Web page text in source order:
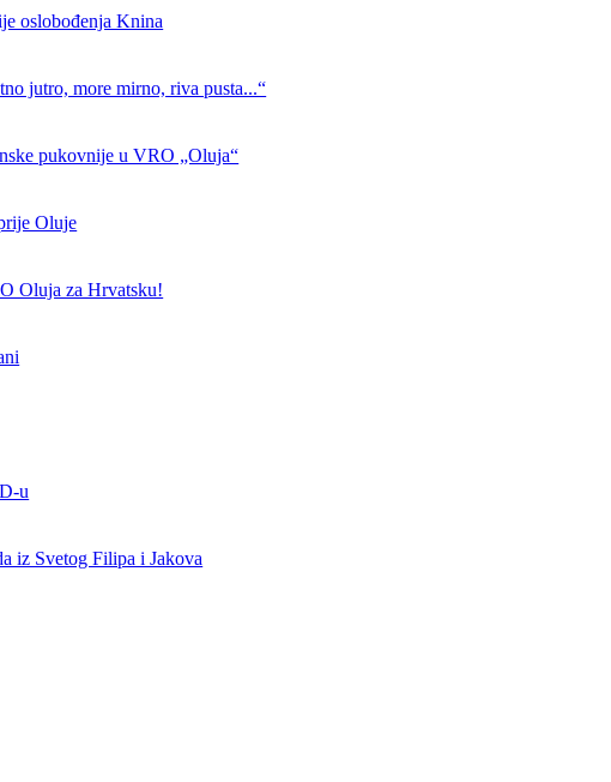
oslobođenja Knina
jutro, more mirno, riva pusta...“
pukovnije u VRO „Oluja“
Oluje
Oluja za Hrvatsku!
u
iz Svetog Filipa i Jakova